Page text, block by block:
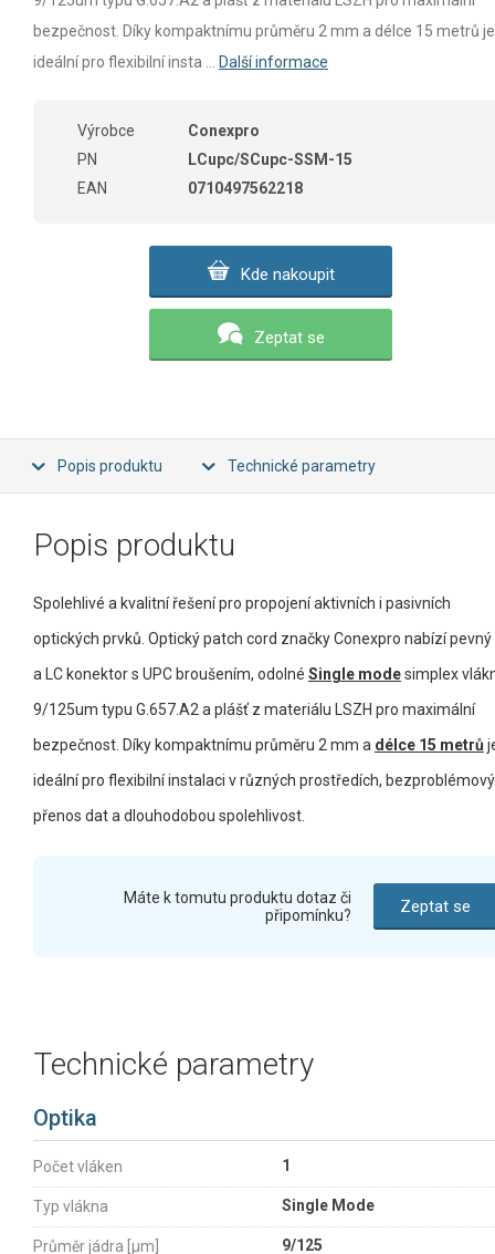
bezpečnost. Díky kompaktnímu průměru 2 mm a délce 15 metrů je
ideální pro flexibilní insta ...
Další informace
Výrobce
Conexpro
PN
LCupc/SCupc-SSM-15
EAN
0710497562218
Kde nakoupit
Zeptat se
Popis produktu Technické parametry
Popis produktu
Spolehlivé a kvalitní řešení pro propojení aktivních i pasivních
optických prvků. Optický patch cord značky Conexpro nabízí pevný
a LC konektor s UPC broušením, odolné Single modesimplex
9/125um typu G.657.A2 a plášť z materiálu LSZH pro maximální
bezpečnost. Díky kompaktnímu průměru 2 mm a délce 15 metrů
ideální pro flexibilní instalaci v různých prostředích, bezproblémový
přenos dat a dlouhodobou spolehlivost.
Máte k tomutu produktu dotaz či
připomínku?
Zeptat se
Technické parametry
Optika
Počet vláken 1
Typ vlákna Single Mode
Průměr jádra [µm] 9/125